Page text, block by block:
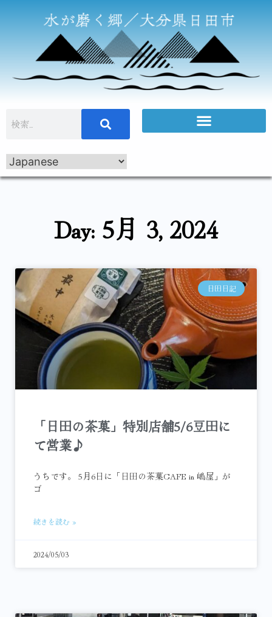
Day: 5月 3, 2024
日田日記
「日田の茶菓」特別店舗5/6豆田に
て営業♪
うちです。 5月6日に「日田の茶菓CAFE in 嶋屋」が
ゴ
続きを読む »
2024/05/03